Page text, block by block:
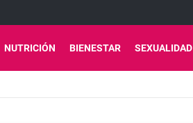
NUTRICIÓN BIENESTAR SEXUALIDAD